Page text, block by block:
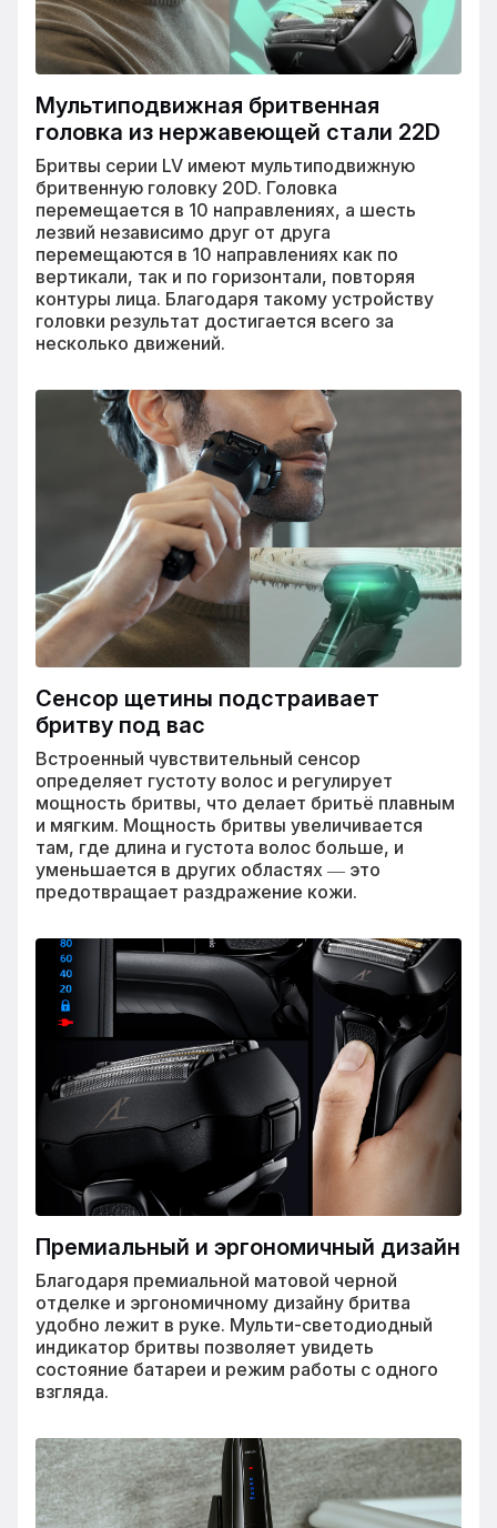
Мультиподвижная бритвенная
головка из нержавеющей стали 22D
Бритвы серии LV имеют мультиподвижную
бритвенную головку 20D. Головка
перемещается в 10 направлениях, а шесть
лезвий независимо друг от друга
перемещаются в 10 направлениях как по
вертикали, так и по горизонтали, повторяя
контуры лица. Благодаря такому устройству
головки результат достигается всего за
несколько движений.
Сенсор щетины подстраивает
бритву под вас
Встроенный чувствительный сенсор
определяет густоту волос и регулирует
мощность бритвы, что делает бритьё плавным
и мягким. Мощность бритвы увеличивается
там, где длина и густота волос больше, и
уменьшается в других областях ― это
предотвращает раздражение кожи.
Премиальный и эргономичный дизайн
Благодаря премиальной матовой черной
отделке и эргономичному дизайну бритва
удобно лежит в руке. Мульти-светодиодный
индикатор бритвы позволяет увидеть
состояние батареи и режим работы с одного
взгляда.